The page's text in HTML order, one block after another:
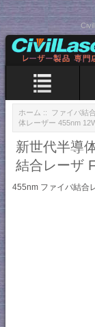
ホーム :: ファイバ結
体レーザー 455nm
新世代半導
結合レーザ
455nm ファイバ結合